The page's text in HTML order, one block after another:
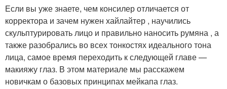
Если вы уже знаете, чем консилер отличается от
корректора и зачем нужен хайлайтер , научились
скульптурировать лицо и правильно наносить румяна , а
также разобрались во всех тонкостях идеального тона
лица, самое время переходить к следующей главе —
макияжу глаз. В этом материале мы расскажем
новичкам о базовых принципах мейкапа глаз.